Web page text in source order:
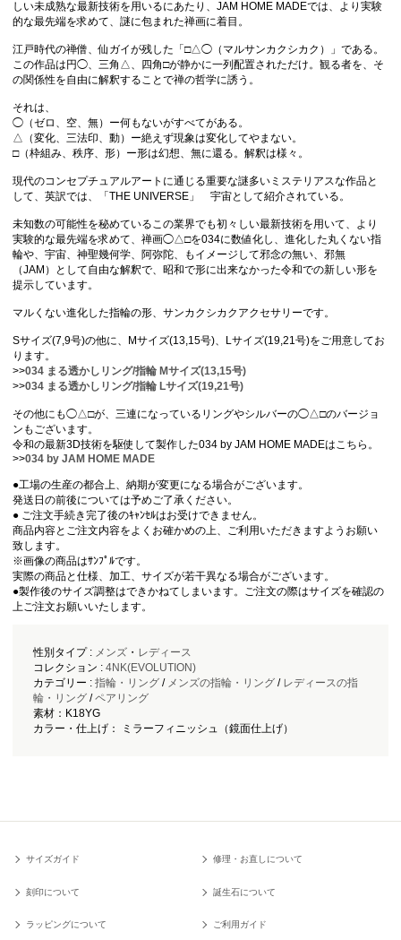
しい未成熟な最新技術を用いるにあたり、JAM HOME MADEでは、より実験
的な最先端を求めて、謎に包まれた禅画に着目。
江戸時代の禅僧、仙ガイが残した「□△◯（マルサンカクシカク）」である。
この作品は円◯、三角△、四角□が静かに一列配置されただけ。観る者を、そ
の関係性を自由に解釈することで禅の哲学に誘う。
それは、
◯（ゼロ、空、無）ー何もないがすべてがある。
△（変化、三法印、動）ー絶えず現象は変化してやまない。
□（枠組み、秩序、形）ー形は幻想、無に還る。解釈は様々。
現代のコンセプチュアルアートに通じる重要な謎多いミステリアスな作品と
して、英訳では、「THE UNIVERSE」 宇宙として紹介されている。
未知数の可能性を秘めているこの業界でも初々しい最新技術を用いて、より
実験的な最先端を求めて、禅画◯△□を034に数値化し、進化した丸くない指
輪や、宇宙、神聖幾何学、阿弥陀、もイメージして邪念の無い、邪無
（JAM）として自由な解釈で、昭和で形に出来なかった令和での新しい形を
提示しています。
マルくない進化した指輪の形、サンカクシカクアクセサリーです。
Sサイズ(7,9号)の他に、Mサイズ(13,15号)、Lサイズ(19,21号)をご用意してお
ります。
>>034 まる透かしリング/指輪 Mサイズ(13,15号)
>>034 まる透かしリング/指輪 Lサイズ(19,21号)
その他にも◯△□が、三連になっているリングやシルバーの◯△□のバージョ
ンもございます。
令和の最新3D技術を駆使して製作した034 by JAM HOME MADEはこちら。
>>034 by JAM HOME MADE
●工場の生産の都合上、納期が変更になる場合がございます。
発送日の前後については予めご了承ください。
● ご注文手続き完了後のｷｬﾝｾﾙはお受けできません。
商品内容とご注文内容をよくお確かめの上、ご利用いただきますようお願い
致します。
※画像の商品はｻﾝﾌﾟﾙです。
実際の商品と仕様、加工、サイズが若干異なる場合がございます。
●製作後のサイズ調整はできかねてしまいます。ご注文の際はサイズを確認の
上ご注文お願いいたします。
性別タイプ : メンズ・ レディース
コレクション : 4NK(EVOLUTION)
カテゴリー : 指輪・リング/ メンズの指輪・リング/ レディースの指
輪・リング/ペアリング
素材：K18YG
カラー・仕上げ： ミラーフィニッシュ（鏡面仕上げ）
サイズガイド 修理・お直しについて
刻印について 誕生石について
ラッピングについて ご利用ガイド